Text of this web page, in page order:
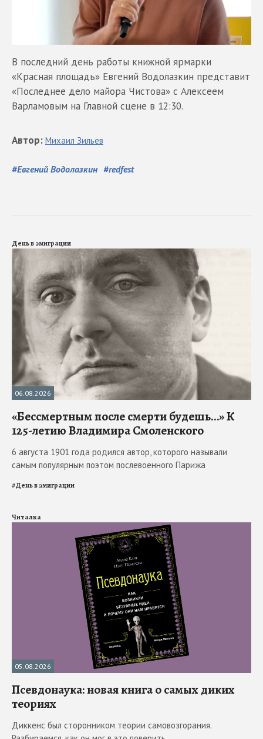
В последний день работы книжной ярмарки
«Красная площадь» Евгений Водолазкин представит
«Последнее дело майора Чистова» с Алексеем
Варламовым на Главной сцене в 12:30.
#Евгений Водолазкин #redfest
Автор: Михаил Зильев
День в эмиграции
06.08.2026
«Бессмертным после смерти будешь…» К
125-летию Владимира Смоленского
6 августа 1901 года родился автор, которого называли
самым популярным поэтом послевоенного Парижа
#День в эмиграции
Читалка
05.08.2026
Псевдонаука: новая книга о самых диких
теориях
Диккенс был сторонником теории самовозгорания.